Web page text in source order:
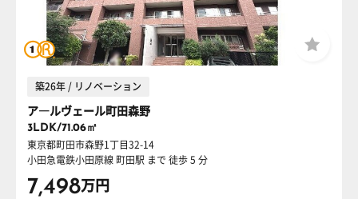
築26年 / リノベーション
ア―ルヴェール町田森野
3LDK/71.06㎡
東京都町田市森野1丁目32-14
小田急電鉄小田原線 町田駅 まで 徒歩 5 分
7,498万円